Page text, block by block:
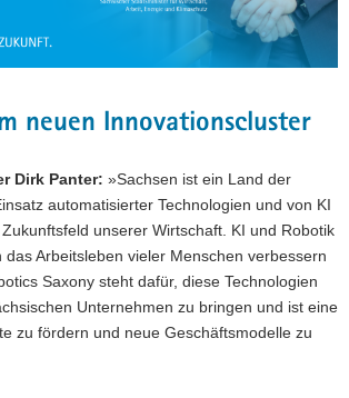
neuen Innovationscluster
Dirk Panter: »Sachsen ist ein Land der
automatisierter Technologien und von KI
unserer Wirtschaft. KI und Robotik
das Arbeitsleben vieler Menschen verbessern
Saxony steht dafür, diese Technologien
Unternehmen zu bringen und ist eine
zu fördern und neue Geschäftsmodelle zu